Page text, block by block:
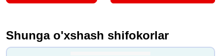
Shunga o'xshash shifokorlar